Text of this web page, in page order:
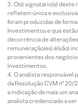
O(s) signatário(s) deste
refletem única e
foram produzidas de
Investimentos e que
decorrência de
remuneração(es) é(são)
provenientes dos
Investimentos.
O analista responsável
da Resolução CVM nº
a indicação de mais um
analista credenciado a